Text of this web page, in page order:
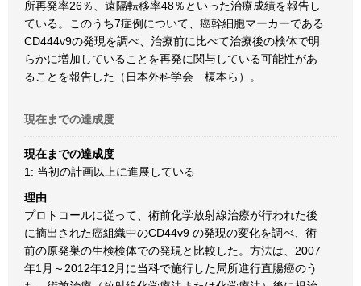
所再発率26％、遠隔転移率48％といった治療成績を報告し
ている。このうち7症例について、癌幹細胞マーカーである
CD444v9の発現を調べ、治療前に比べて治療後の検体で明
らかに増加していることを再発に関与している可能性があ
ることを報告した（日本外科学会 榎本ら）。
現在までの達成度
現在までの達成度
1: 当初の計画以上に進展している
理由
プロトコールに従って、術前化学放射線治療が行われた後
に摘出された癌組織中のCD44v9 の発現の変化を調べ、術
前の原発巣の生検検体での発現と比較した。方法は、2007
年1月～2012年12月に当科で施行した局所進行直腸癌のう